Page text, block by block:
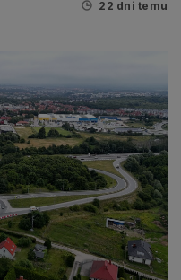
22 dni temu